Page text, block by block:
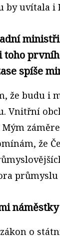
by uvítala i
toho
spíše
že budu i
Vnitřní
Mým
že
průmyslu
o